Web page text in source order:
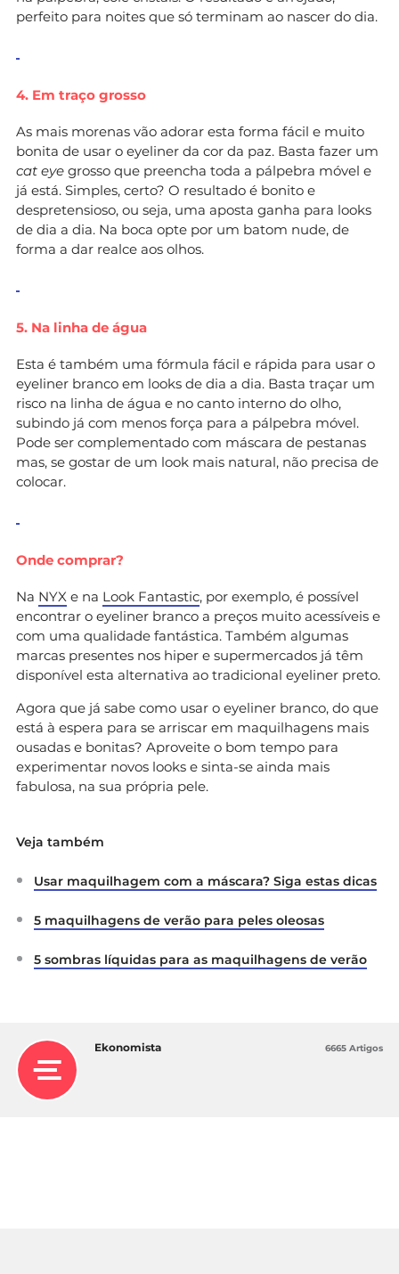
perfeito para noites que só terminam ao nascer do dia.
4. Em traço grosso
As mais morenas vão adorar esta forma fácil e muito
bonita de usar o eyeliner da cor da paz. Basta fazer um
cat eye grosso que preencha toda a pálpebra móvel e
já está. Simples, certo? O resultado é bonito e
despretensioso, ou seja, uma aposta ganha para looks
de dia a dia. Na boca opte por um batom nude, de
forma a dar realce aos olhos.
5. Na linha de água
Esta é também uma fórmula fácil e rápida para usar o
eyeliner branco em looks de dia a dia. Basta traçar um
risco na linha de água e no canto interno do olho,
subindo já com menos força para a pálpebra móvel.
Pode ser complementado com máscara de pestanas
mas, se gostar de um look mais natural, não precisa de
colocar.
Onde comprar?
Na NYX e na Look Fantastic, por exemplo, é possível
encontrar o eyeliner branco a preços muito acessíveis e
com uma qualidade fantástica. Também algumas
marcas presentes nos hiper e supermercados já têm
disponível esta alternativa ao tradicional eyeliner preto.
Agora que já sabe como usar o eyeliner branco, do que
está à espera para se arriscar em maquilhagens mais
ousadas e bonitas? Aproveite o bom tempo para
experimentar novos looks e sinta-se ainda mais
fabulosa, na sua própria pele.
Veja também
Usar maquilhagem com a máscara? Siga estas dicas
5 maquilhagens de verão para peles oleosas
5 sombras líquidas para as maquilhagens de verão
Ekonomista 6665 Artigos